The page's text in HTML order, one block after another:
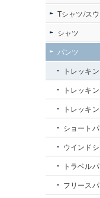
Tシャツ/ス
シャツ
パンツ
トレッキ
トレッキ
トレッキ
ショート
ウインド
トラベル
フリース